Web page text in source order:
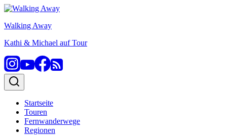
Zum
springen
Walking Away
Kathi & Michael auf Tour
Startseite
Touren
Fernwanderwege
Regionen